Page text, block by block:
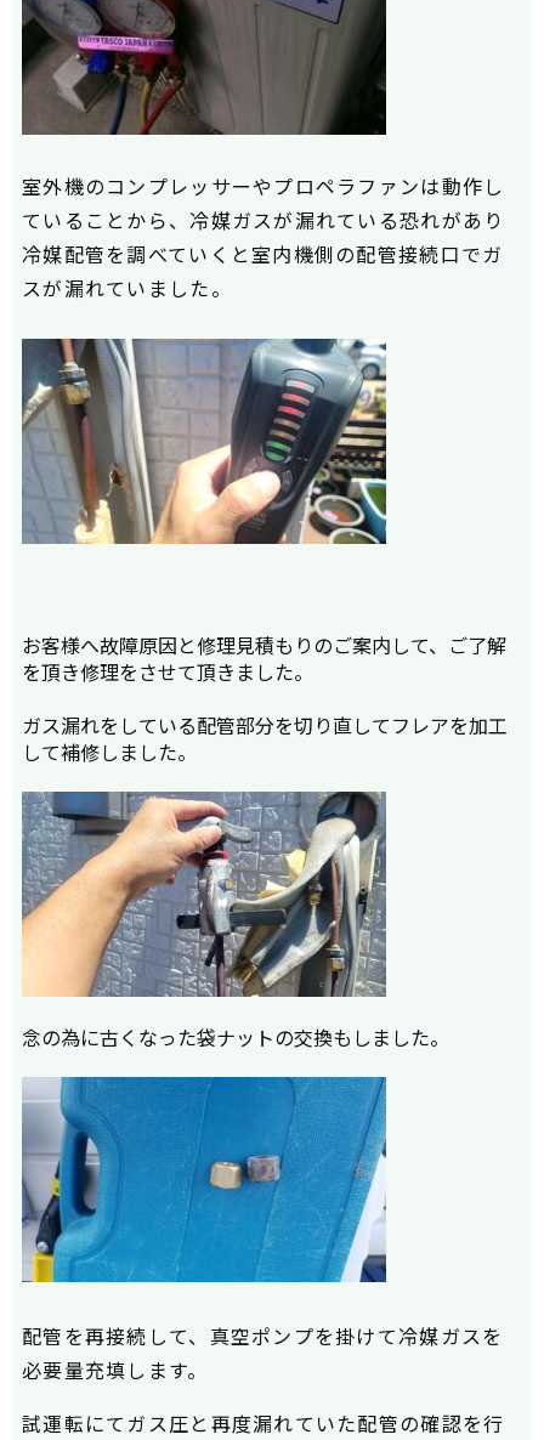
室外機のコンプレッサーやプロペラファンは動作し
ていることから、冷媒ガスが漏れている恐れがあり
冷媒配管を調べていくと室内機側の配管接続口でガ
スが漏れていました。
お客様へ故障原因と修理見積もりのご案内して、ご了解
を頂き修理をさせて頂きました。
ガス漏れをしている配管部分を切り直してフレアを加工
して補修しました。
念の為に古くなった袋ナットの交換もしました。
配管を再接続して、真空ポンプを掛けて冷媒ガスを
必要量充填します。
試運転にてガス圧と再度漏れていた配管の確認を行